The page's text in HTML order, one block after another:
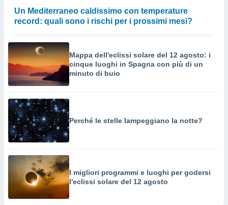
Un Mediterraneo caldissimo con temperature
record: quali sono i rischi per i prossimi mesi?
Mappa dell'eclissi solare del 12 agosto: i
cinque luoghi in Spagna con più di un
minuto di buio
Perché le stelle lampeggiano la notte?
I migliori programmi e luoghi per godersi
l'eclissi solare del 12 agosto